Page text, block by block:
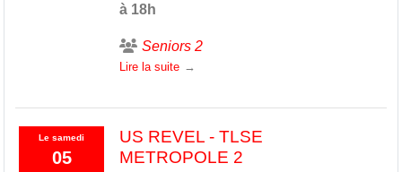
à 18h
Seniors 2
Lire la suite
Lesamedi
05
US REVEL - TLSE
METROPOLE 2